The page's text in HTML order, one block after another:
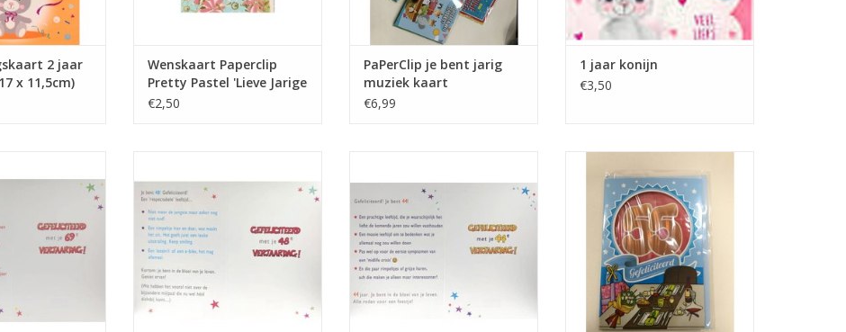
2 jaar
x 11,5cm)
Wenskaart Paperclip
Pretty Pastel 'Lieve Jarige
Vriendin'
€2,50
PaPerClip je bent jarig
muziek kaart
€6,99
1 jaar konijn
€3,50
F
WINKELWAGEN
AT1036-D
TOEVOEGEN AAN WINKELWAGEN
TOEVOEGEN AAN WINKELWAGEN
gefeliciteerd met envolop
TOEVOEGEN AAN WINKELWAGEN